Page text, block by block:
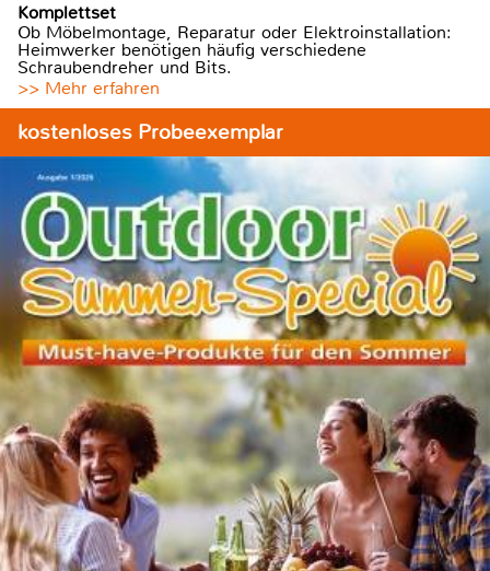
Komplettset
Ob Möbelmontage, Reparatur oder Elektroinstallation:
Heimwerker benötigen häufig verschiedene
Schraubendreher und Bits.
>> Mehr erfahren
kostenloses Probeexemplar